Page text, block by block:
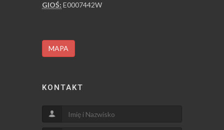
GIOŚ: E0007442W
MAPA
KONTAKT